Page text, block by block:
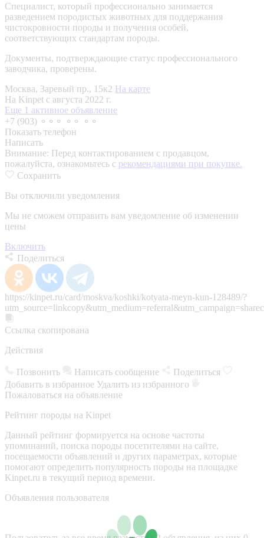
Специалист, который профессионально занимается
разведением породистых животных для поддержания
чистокровности породы и получения особей,
соответствующих стандартам породы.
Документы, подтверждающие статус профессионального
заводчика, проверены.
Москва, Заревый пр., 15к2 На карте
На Kinpet c августа 2022 г.
Еще 1 активное объявление
+7 (903) ⚬⚬⚬ ⚬⚬ ⚬⚬
Показать телефон
Написать
Внимание: Перед контактированием с продавцом,
пожалуйста, ознакомьтесь с рекомендациями при покупке.
Сохранить
Вы отключили уведомления
Мы не сможем отправить вам уведомление об изменении
цены
Включить
Поделиться
https://kinpet.ru/card/moskva/koshki/kotyata-meyn-kun-128489/?
Ссылка скопирована
Действия
Позвонить Написать сообщение
Поделиться
Добавить в избранное Удалить из избранного
Пожаловаться на объявление
Рейтинг породы на Kinpet
Данный рейтинг формируется на основе частоты
упоминаний, поиска породы посетителями на сайте,
посещаемости объявлений и других параметрах, которые
помогают определить популярность породы на площадке
Kinpet.ru в текущий период времени.
Объявления пользователя